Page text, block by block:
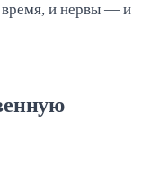
время, и нервы — и